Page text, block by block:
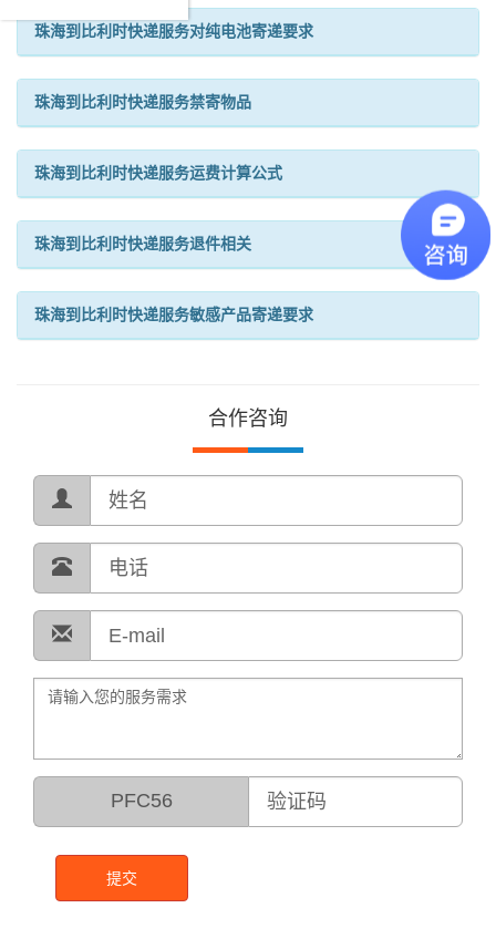
珠海到比利时快递服务对纯电池寄递要求
珠海到比利时快递服务禁寄物品
珠海到比利时快递服务运费计算公式
珠海到比利时快递服务退件相关
珠海到比利时快递服务敏感产品寄递要求
合作咨询
PFC56
提交